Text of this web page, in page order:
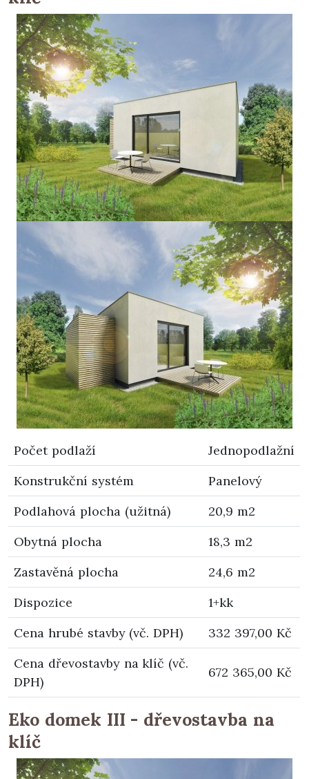
Počet podlaží
Jednopodlažní
Konstrukční systém
Panelový
Podlahová plocha (užitná)
20,9 m2
Obytná plocha
18,3 m2
Zastavěná plocha
24,6 m2
Dispozice
1+kk
Cena hrubé stavby (vč. DPH)
332 397,00 Kč
Cena dřevostavby na klíč (vč.
DPH)
672 365,00 Kč
Eko domek III - dřevostavba na
klíč